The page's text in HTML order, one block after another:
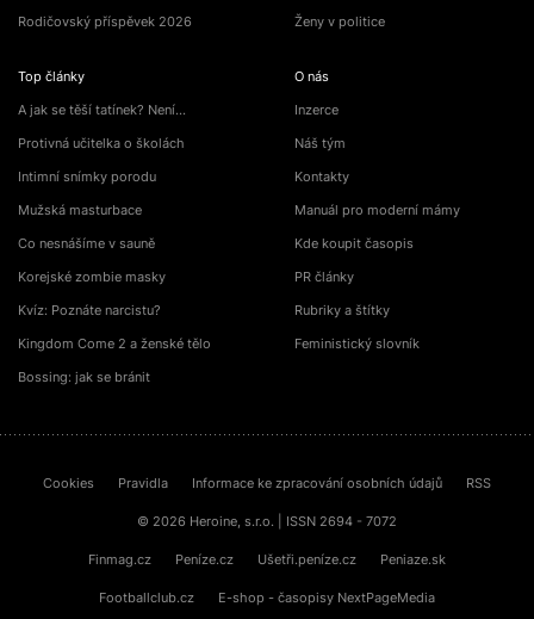
Rodičovský příspěvek 2026
Top články
A jak se těší tatínek? Není…
Protivná učitelka o školách
Intimní snímky porodu
Mužská masturbace
Co nesnášíme v sauně
Korejské zombie masky
Kvíz: Poznáte narcistu?
Kingdom Come 2 a ženské tělo
Bossing: jak se bránit
Ženy v politice
O nás
Inzerce
Náš tým
Kontakty
Manuál pro moderní mámy
Kde koupit časopis
PR články
Rubriky a štítky
Feministický slovník
Cookies Pravidla Informace ke zpracování osobních údajů RSS
© 2026 Heroine, s.r.o. | ISSN 2694 - 7072
Finmag.cz Peníze.cz Ušetři.peníze.cz Peniaze.sk
Footballclub.cz E-shop - časopisy NextPageMedia